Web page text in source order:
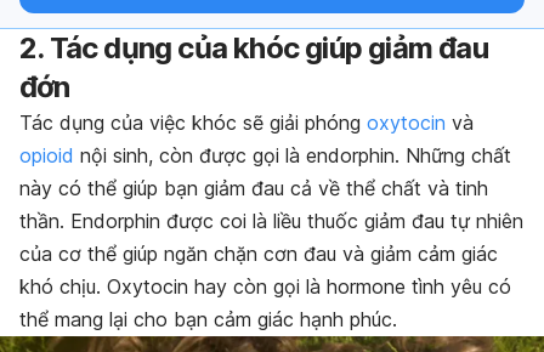
2. Tác dụng của khóc giúp giảm đau
đớn
Tác dụng của việc khóc sẽ giải phóng oxytocin và
opioid nội sinh, còn được gọi là endorphin. Những chất
này có thể giúp bạn giảm đau cả về thể chất và tinh
thần. Endorphin được coi là liều thuốc giảm đau tự nhiên
của cơ thể giúp ngăn chặn cơn đau và giảm cảm giác
khó chịu. Oxytocin hay còn gọi là hormone tình yêu có
thể mang lại cho bạn cảm giác hạnh phúc.